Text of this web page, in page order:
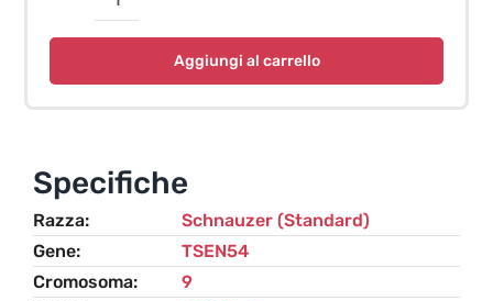
Leucodistrofia
(LEP,
TSEN54-
Schnauzer
quantità
Aggiungi al carrello
Specifiche
Razza
Schnauzer (standard)
Gene
TSEN54
Cromosoma
9